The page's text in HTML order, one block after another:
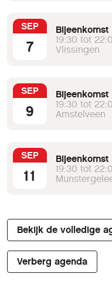
SEP
7
Bijeenkomst
19:30 tot
Vlissingen
SEP
9
Bijeenkomst
19:30 tot
Amstelveen
SEP
11
19:30 tot
Bekijk de volledige
Verberg agenda